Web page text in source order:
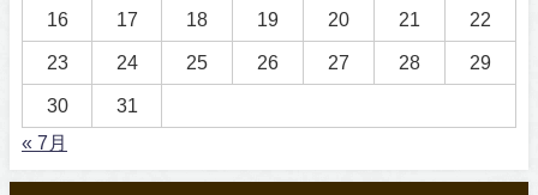
16 17 18 19 20 21 22
23 24 25 26 27 28 29
30
31
« 7月